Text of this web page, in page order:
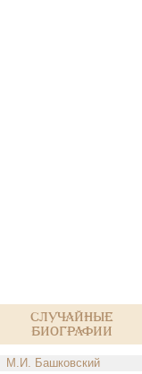
Случайные
биографии
М.И. Башковский